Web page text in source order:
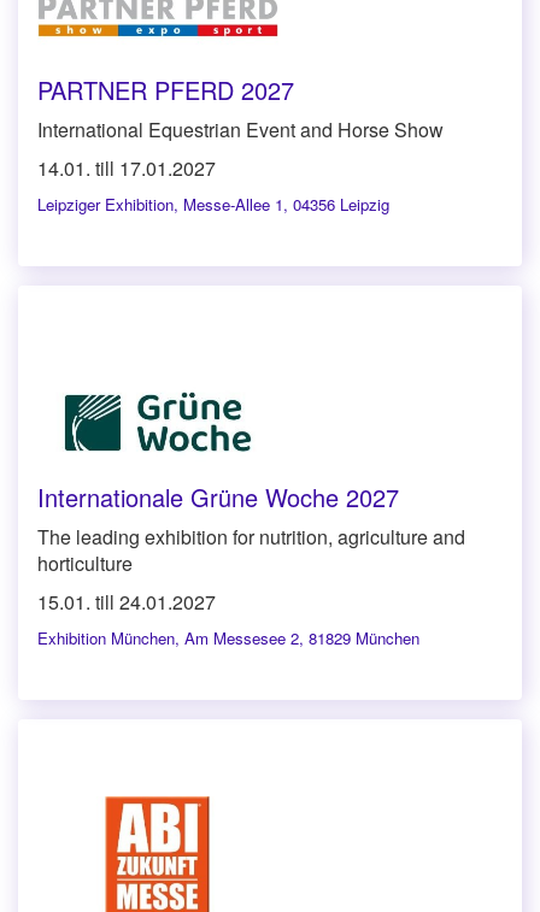
PARTNER PFERD 2027
International Equestrian Event and Horse Show
14.01. till 17.01.2027
Leipziger Exhibition, Messe-Allee 1, 04356 Leipzig
Internationale Grüne Woche 2027
The leading exhibition for nutrition, agriculture and
horticulture
15.01. till 24.01.2027
Exhibition München, Am Messesee 2, 81829 München